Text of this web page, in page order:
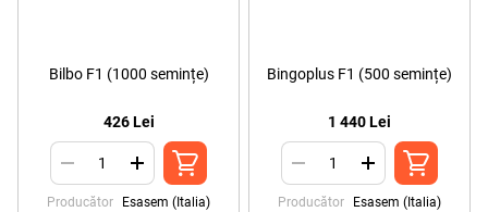
Bilbo F1 (1000 semințe)
426 Lei
Producător Esasem (Italia)
Bingoplus F1 (500 semințe)
1 440 Lei
Producător Esasem (Italia)